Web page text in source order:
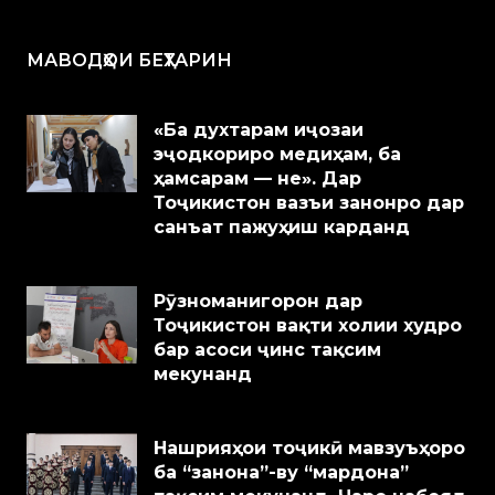
МАВОДҲОИ БЕҲТАРИН
«Ба духтарам иҷозаи
эҷодкориро медиҳам, ба
ҳамсарам — не». Дар
Тоҷикистон вазъи занонро дар
санъат пажуҳиш карданд
Рӯзноманигорон дар
Тоҷикистон вақти холии худро
бар асоси ҷинс тақсим
мекунанд
Нашрияҳои тоҷикӣ мавзуъҳоро
ба “занона”-ву “мардона”